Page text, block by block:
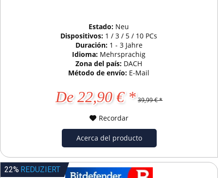
Estado: Neu
Dispositivos: 1 / 3 / 5 / 10 PCs
Duración: 1 - 3 Jahre
Idioma: Mehrsprachig
Zona del país: DACH
Método de envío: E-Mail
De 22,90 € * 39,99 € *
Recordar
Acerca del producto
22% REDUZIERT